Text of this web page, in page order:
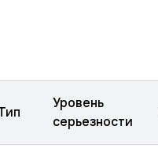
Уровень
серьезности